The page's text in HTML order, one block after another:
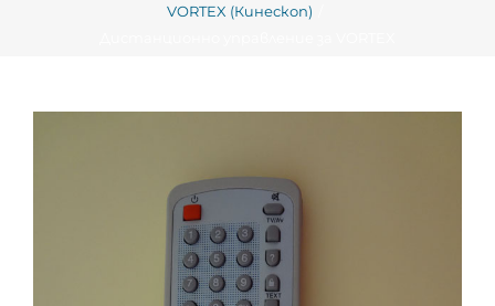
VORTEX (Кинескоп)